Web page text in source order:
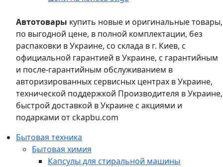
Автотовары купить новые и оригинальные товары,
по выгодной цене, в полной комплектации, без
распаковки в Украине, со склада в г. Киев, с
официальной гарантией в Украине, с гарантийным
и после-гарантийным обслуживанием в
авторизированных сервисных центрах в Украине,
технической поддержкой Производителя в Украине,
быстрой доставкой в Украине с акциями и
подарками от ckapbu.com
Бытовая техника
Бытовая химия
Капсулы для стиральной машины